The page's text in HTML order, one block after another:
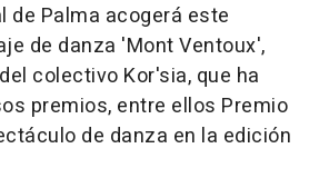
de Palma acogerá este
de danza 'Mont Ventoux',
colectivo Kor'sia, que ha
premios, entre ellos Premio
de danza en la edición